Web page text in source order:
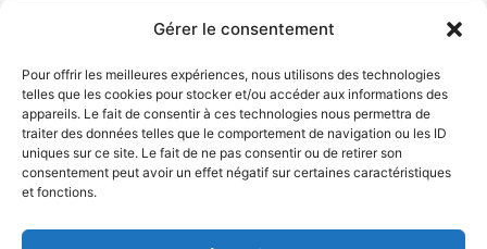
Gérer le consentement
Pour offrir les meilleures expériences, nous utilisons des technologies
telles que les cookies pour stocker et/ou accéder aux informations des
appareils. Le fait de consentir à ces technologies nous permettra de
traiter des données telles que le comportement de navigation ou les ID
uniques sur ce site. Le fait de ne pas consentir ou de retirer son
consentement peut avoir un effet négatif sur certaines caractéristiques
et fonctions.
© Gouvernement du Québec, 2026
Plan du site